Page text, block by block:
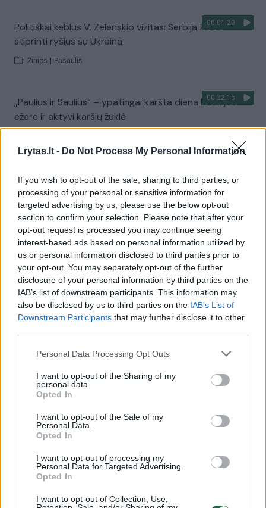
Lrytas.lt - Do Not Process My Personal Information
If you wish to opt-out of the sale, sharing to third parties, or
processing of your personal or sensitive information for
targeted advertising by us, please use the below opt-out
section to confirm your selection. Please note that after your
opt-out request is processed you may continue seeing
interest-based ads based on personal information utilized by
us or personal information disclosed to third parties prior to
your opt-out. You may separately opt-out of the further
disclosure of your personal information by third parties on the
IAB’s list of downstream participants. This information may
also be disclosed by us to third parties on the IAB’s List of
Downstream Participants that may further disclose it to other
Personal Data Processing Opt Outs
I want to opt-out of the Sharing of my
personal data.
Opted In
I want to opt-out of the Sale of my
Personal Data.
Opted In
I want to opt-out of processing my
Personal Data for Targeted Advertising.
Opted In
I want to opt-out of Collection, Use,
00:01:20
Politiškai keblus V. Zelenskio vizitas: Serbija žada
stiprinti ryšius su Ukraina
Žinios Pasaulis
00:22:15
„Paulius ir Saulius“ – ypatingai karšta diena Dzūkijos
ežere ir aktyvi karšių žūklė
Kyjivas po naktinės atakos: liepsnos apėmė pastatus
Žinios | Pasaulis
Visi įrašai
Žiūrimiausi įrašai
Vaizdai iš tragiškos avarijos Vilniaus r.: dviejų moterų ir
vaiko gyvybių išgelbėti nepavyko
32 laipsnių šilumos
Ukrainos politikoje: jis yra neteisus